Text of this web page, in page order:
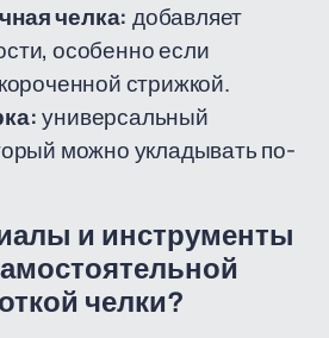
челка: добавляет
особенно если
стрижкой.
универсальный
можно укладывать по-
и инструменты
челки?